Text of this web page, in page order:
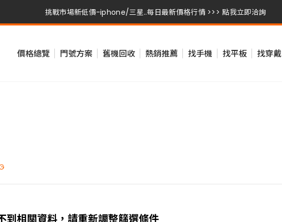
挑戰市場新低價-iphone/三星..每日最新價格行情 >>> 點我立即洽詢
挑戰市場新低價-iphone/三星..每日最新價格行情 >>> 點我立即洽詢
價格總覽 門號方案 舊機回收 熱銷推薦 找手機 找平板 找穿戴
到相關資料，請重新調整篩選條件